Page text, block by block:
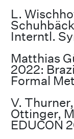
L.
Interntl.
Matthias
2022:
Formal
V.
Ottinger,
EDUCON